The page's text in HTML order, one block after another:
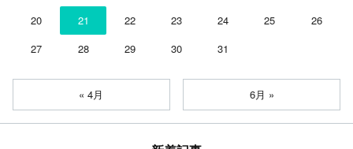
20
21 22 23 24 25
26
27
28 29 30 31
« 4月 6月 »